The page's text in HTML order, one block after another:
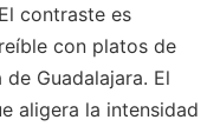
contraste es
con platos de
Guadalajara. El
aligera la intensidad